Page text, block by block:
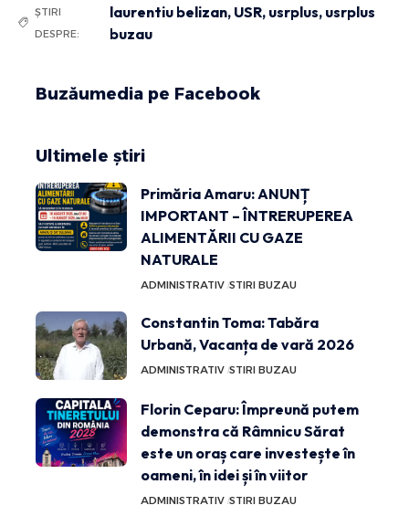
ȘTIRI
DESPRE:
laurentiu belizan, USR, usrplus, usrplus
buzau
Buzăumedia pe Facebook
Ultimele știri
Primăria Amaru: ANUNȚ
IMPORTANT – ÎNTRERUPEREA
ALIMENTĂRII CU GAZE
NATURALE
ADMINISTRATIV STIRI BUZAU
Constantin Toma: Tabăra
Urbană, Vacanța de vară 2026
ADMINISTRATIV STIRI BUZAU
Florin Ceparu: Împreună putem
demonstra că Râmnicu Sărat
este un oraș care investește în
oameni, în idei și în viitor
ADMINISTRATIV STIRI BUZAU